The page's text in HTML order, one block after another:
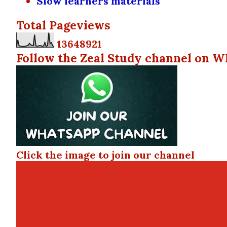
Total Pageviews
13648921
Follow the Zeal Study channel on
Click the image to join our channel